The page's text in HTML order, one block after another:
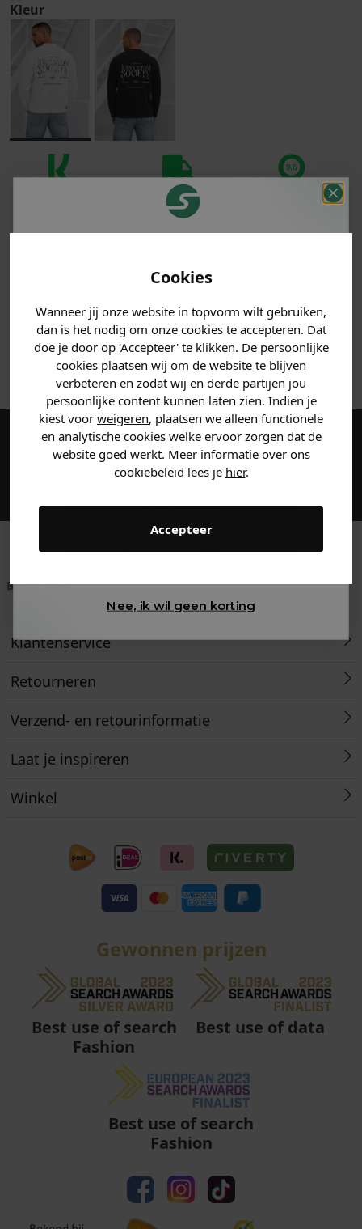
Cookies
Wanneer jij onze website in topvorm wilt gebruiken,
dan is het nodig om onze cookies te accepteren. Dat
doe je door op 'Accepteer' te klikken. De persoonlijke
cookies plaatsen wij om de website te blijven
verbeteren en zodat wij en derde partijen jou
persoonlijke content kunnen laten zien. Indien je
kiest voor weigeren, plaatsen we alleen functionele
en analytische cookies welke ervoor zorgen dat de
website goed werkt. Meer informatie over ons
cookiebeleid lees je hier.
Accepteer
Kleur
Voor 23:59 besteld
is morgen in huis!*
met een 9,6!
PRODUCTINFORMATIE
MATERIAAL & WASVOORSCHRIFT
ANDERE BESTELDEN OOK
Maak een account aan en ontvang 5%
korting op je eerste bestelling!
Betaal achteraf met
Voor 23:59 besteld
is morgen in huis!*
Klanten beoordelen
ons met een 9,6!
Klantenservice
Retourneren
Verzend- en retourinformatie
Laat je inspireren
Winkel
Gewonnen prijzen
Best use of search
Fashion
Best use of data
Best use of search
Fashion
korting ontvangen!
Vertel ons waar je naar op
zoek bent en claim direct
jouwkorting.
Heren kleding
Dames kleding
Kids kleding
Nee, ik wil geen korting